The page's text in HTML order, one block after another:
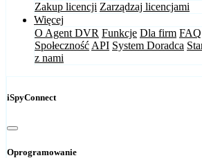
Zakup licencji Zarządzaj licencjami
Więcej
O Agent DVR Funkcje Dla firm FAQ
Społeczność API System Doradca
z nami
iSpyConnect
Oprogramowanie